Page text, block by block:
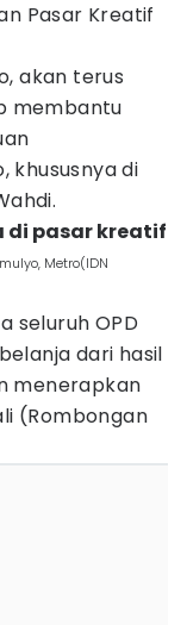
Pasar Kreatif
akan terus
membantu
khususnya di
di pasar kreatif
Metro(IDN
seluruh OPD
dari hasil
menerapkan
(Rombongan